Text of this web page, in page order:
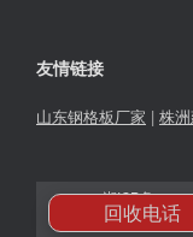
回收电话
友情链接
山东钢格板厂家 | 株
湘ICP备